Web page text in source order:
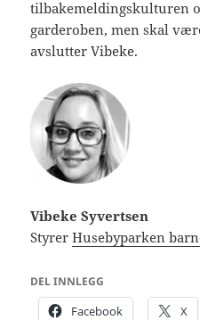
tilbakemeldingskulturen
garderoben, men skal
avslutter Vibeke.
Vibeke Syvertsen
StyrerHusebyparken
DEL INNLEGG
Facebook X